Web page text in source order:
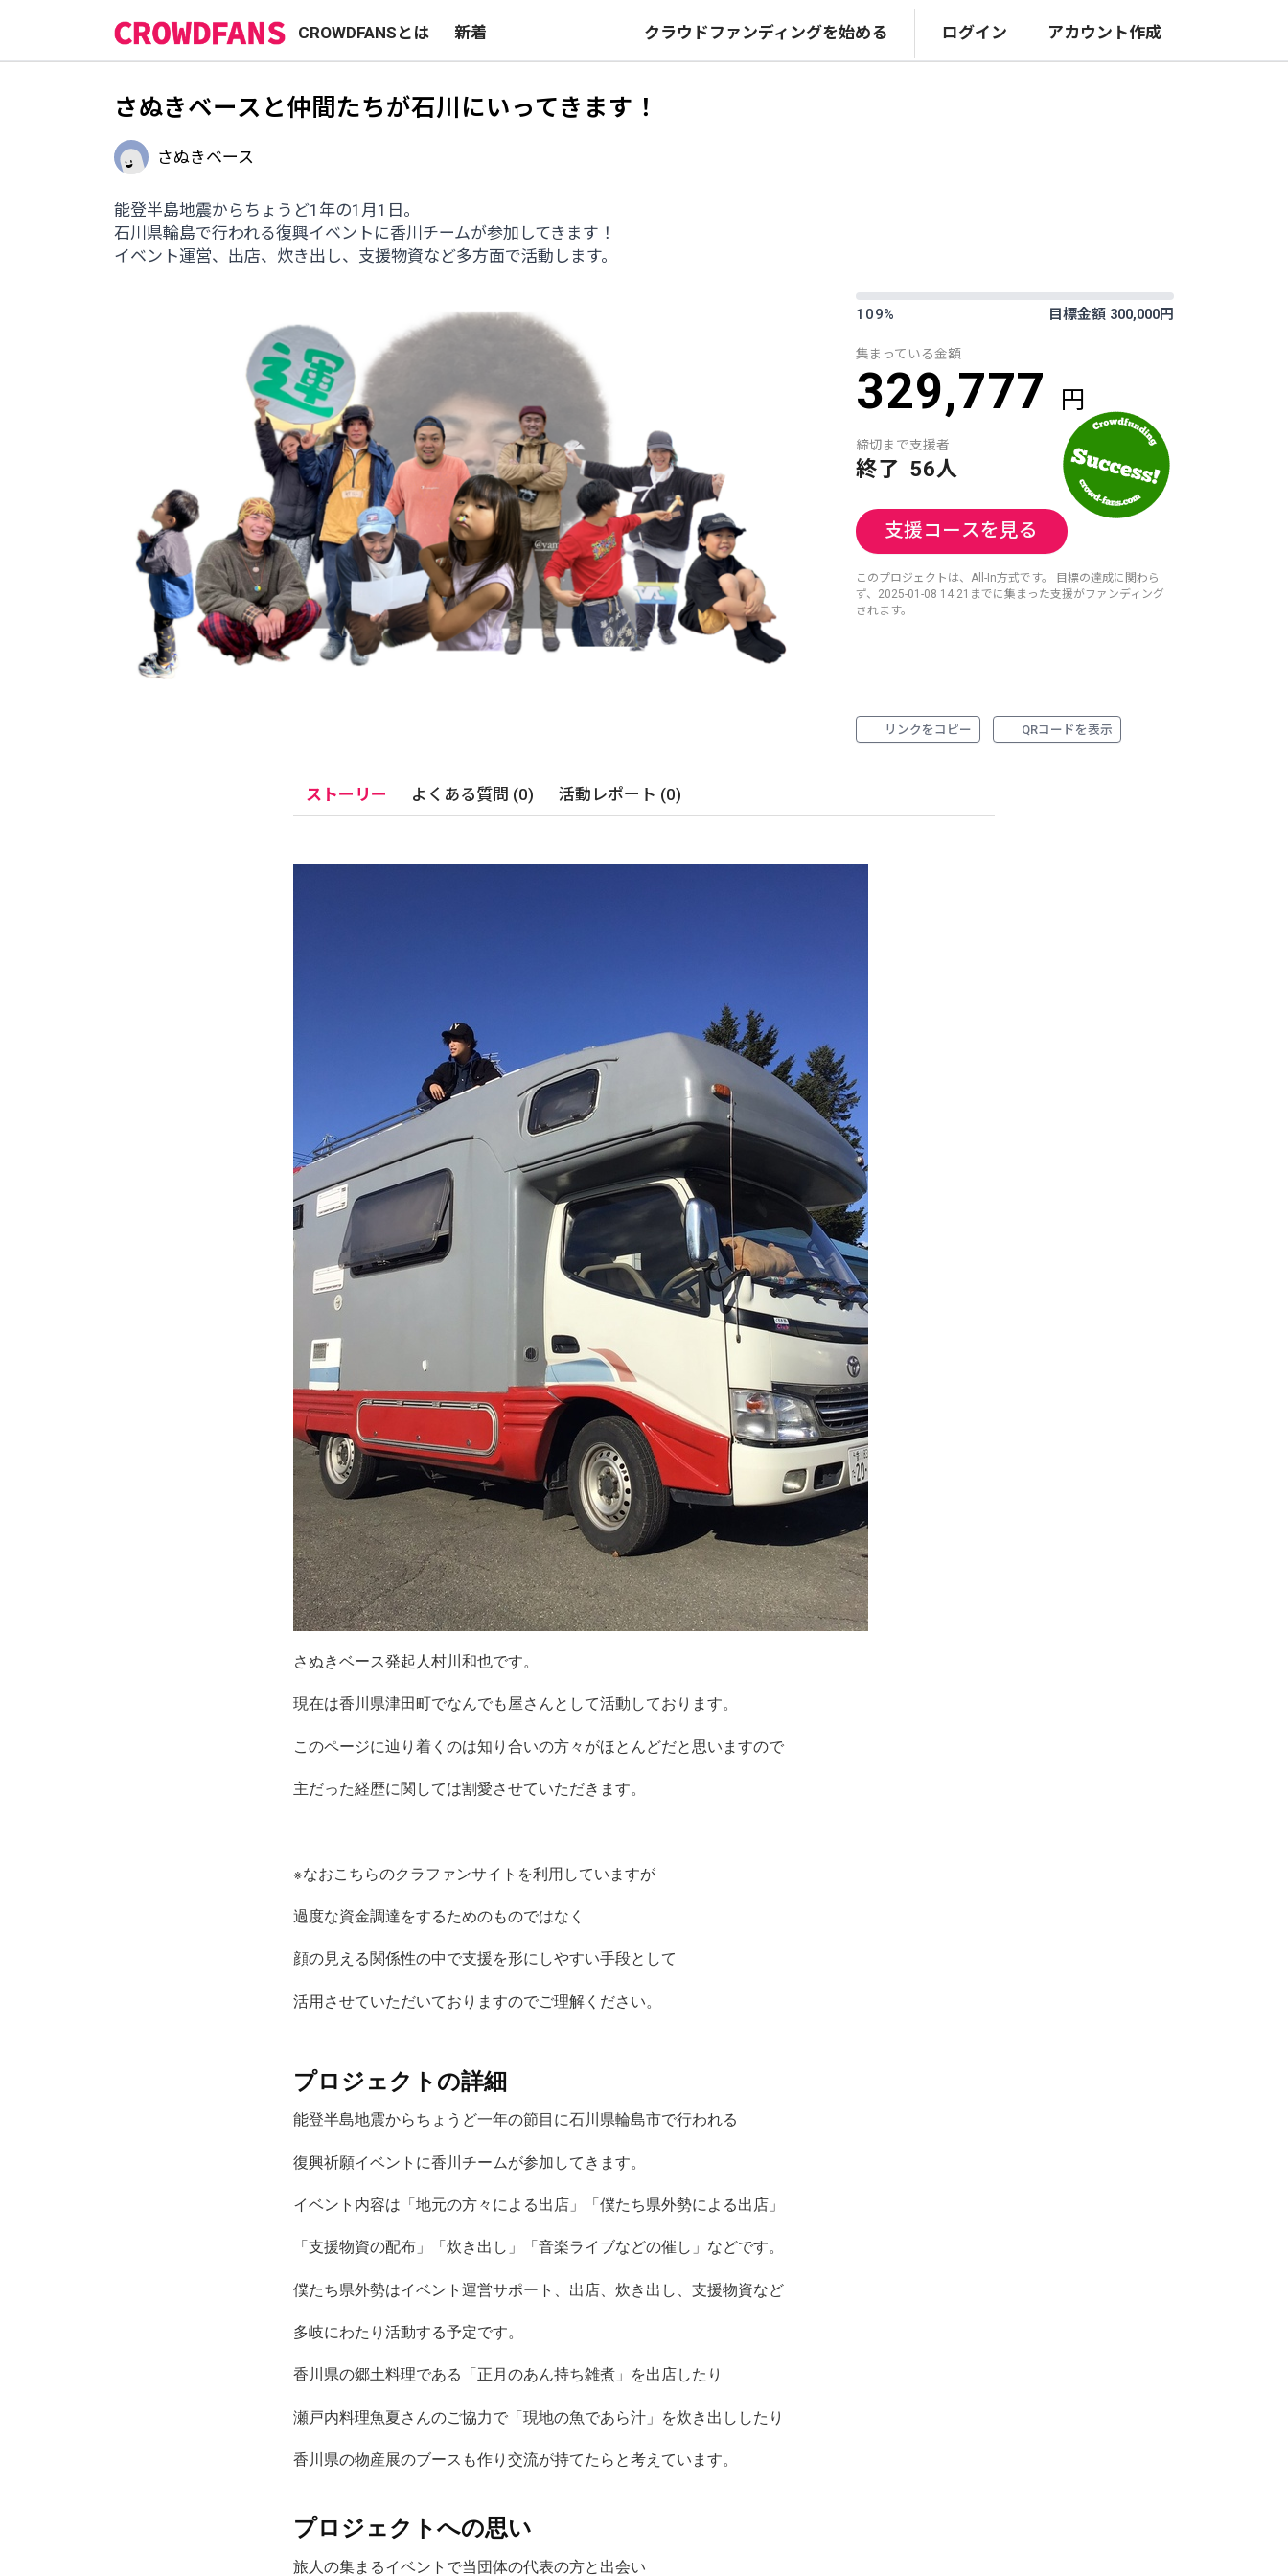
CROWDFANSとは 新着 クラウドファンディングを始める ログイン アカウント作成
さぬきベースと仲間たちが石川にいってきます！
さぬきベース
能登半島地震からちょうど1年の1月1日。
石川県輪島で行われる復興イベントに香川チームが参加してきます！
イベント運営、出店、炊き出し、支援物資など多方面で活動します。
109% 目標金額 300,000円
集まっている金額
329,777 円
締切まで
終了
支援者
56人
支援コースを見る
このプロジェクトは、All-In方式です。 目標の達成に関わら
ず、2025-01-08 14:21までに集まった支援がファンディング
されます。
リンクをコピー QRコードを表示
ストーリー よくある質問 (0) 活動レポート (0)
さぬきベース発起人村川和也です。
現在は香川県津田町でなんでも屋さんとして活動しております。
このページに辿り着くのは知り合いの方々がほとんどだと思いますので
主だった経歴に関しては割愛させていただきます。
※なおこちらのクラファンサイトを利用していますが
過度な資金調達をするためのものではなく
顔の見える関係性の中で支援を形にしやすい手段として
活用させていただいておりますのでご理解ください。
プロジェクトの詳細
能登半島地震からちょうど一年の節目に石川県輪島市で行われる
復興祈願イベントに香川チームが参加してきます。
イベント内容は「地元の方々による出店」「僕たち県外勢による出店」
「支援物資の配布」「炊き出し」「音楽ライブなどの催し」などです。
僕たち県外勢はイベント運営サポート、出店、炊き出し、支援物資など
多岐にわたり活動する予定です。
香川県の郷土料理である「正月のあん持ち雑煮」を出店したり
瀬戸内料理魚夏さんのご協力で「現地の魚であら汁」を炊き出ししたり
香川県の物産展のブースも作り交流が持てたらと考えています。
プロジェクトへの思い
旅人の集まるイベントで当団体の代表の方と出会い